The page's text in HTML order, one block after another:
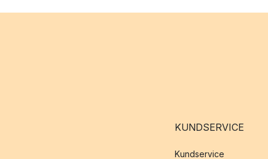
KUNDSERVICE
Kundservice